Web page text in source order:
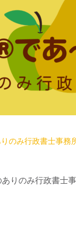
のみ行政書士事務
りのみ行政書士